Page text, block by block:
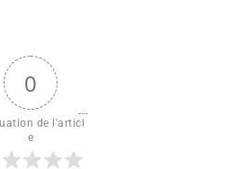
0
de l'articl
e